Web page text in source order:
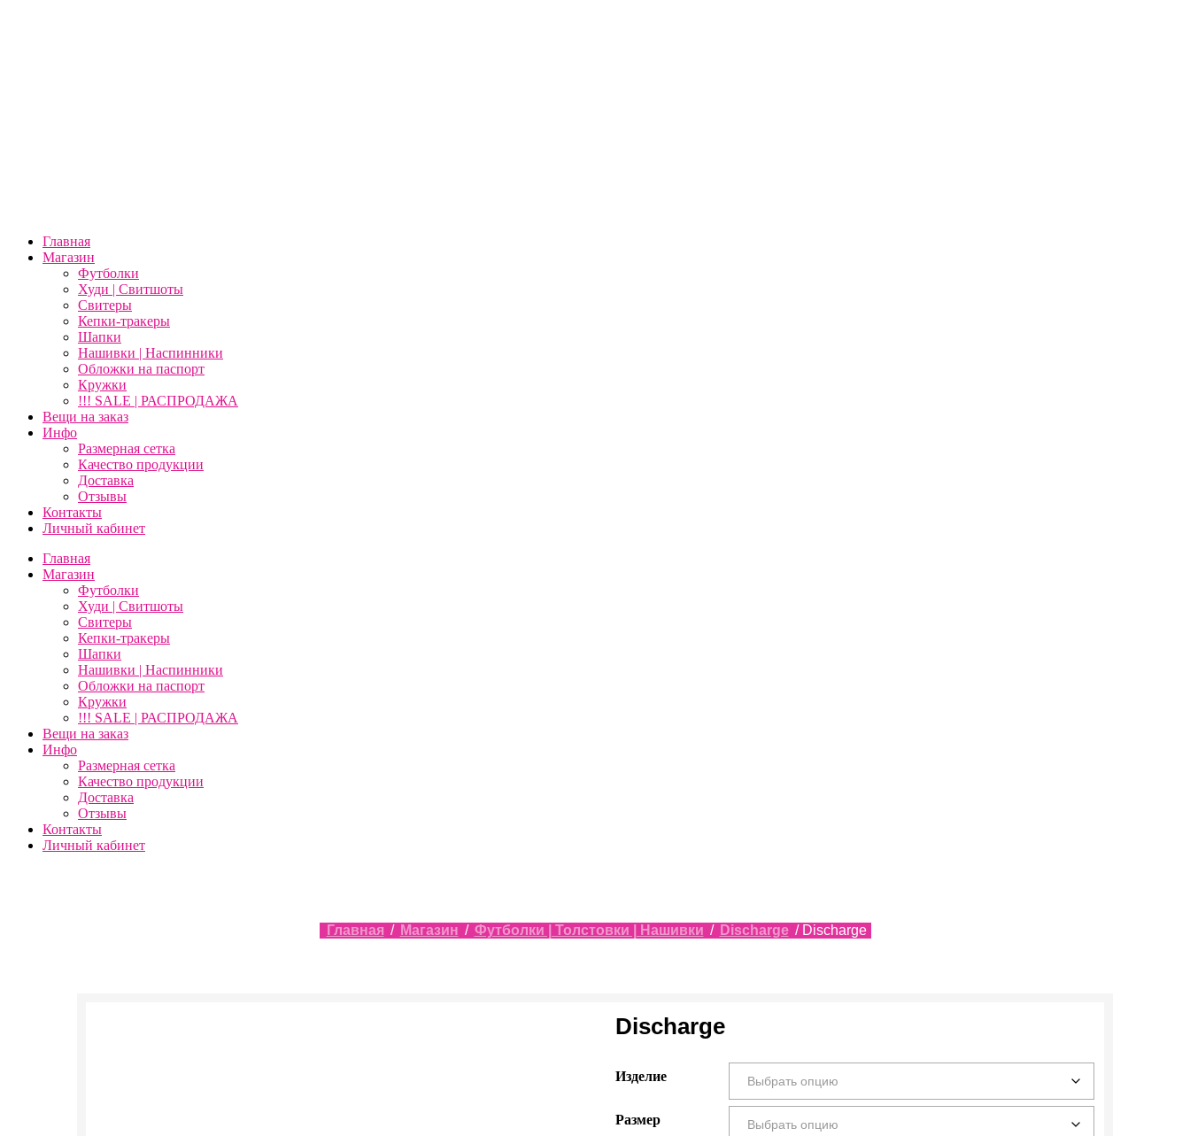
Главная
Магазин
Футболки
Худи | Свитшоты
Свитеры
Кепки-тракеры
Шапки
Нашивки | Наспинники
Обложки на паспорт
Кружки
!!! SALE | РАСПРОДАЖА
Вещи на заказ
Инфо
Размерная сетка
Качество продукции
Доставка
Отзывы
Контакты
Личный кабинет
Главная
Магазин
Футболки
Худи | Свитшоты
Свитеры
Кепки-тракеры
Шапки
Нашивки | Наспинники
Обложки на паспорт
Кружки
!!! SALE | РАСПРОДАЖА
Вещи на заказ
Инфо
Размерная сетка
Качество продукции
Доставка
Отзывы
Контакты
Личный кабинет
Главная / Магазин / Футболки | Толстовки | Нашивки / Discharge / Discharge
Discharge
Изделие
Размер